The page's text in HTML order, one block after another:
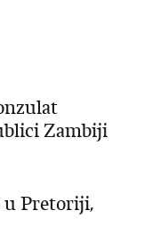
Zambiji
u Pretoriji,